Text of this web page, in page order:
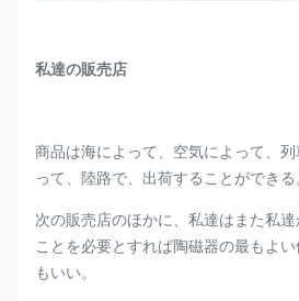
私達の販売店
商品は海によって、空気によって、
って、陸路で、出荷することができる
次の販売店のほかに、私達はまた私
ことを必要とすれば陶磁器の最もよ
もいい。